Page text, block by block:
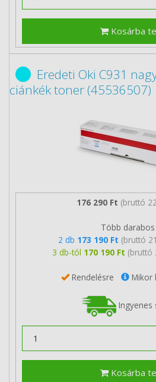
Kosárba
Eredeti Oki C931
ciánkék toner (45536507)
176 290 Ft (bruttó
Több
2 db 173 190 Ft (bruttó
3 db-tól 170 190 Ft (bruttó
Rendelésre Mikor
Ingyenes
Kosárba